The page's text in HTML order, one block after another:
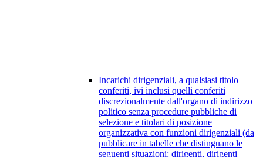
Incarichi dirigenziali, a qualsiasi titolo
conferiti, ivi inclusi quelli conferiti
discrezionalmente dall'organo di indirizzo
politico senza procedure pubbliche di
selezione e titolari di posizione
organizzativa con funzioni dirigenziali (da
pubblicare in tabelle che distinguano le
seguenti situazioni: dirigenti, dirigenti